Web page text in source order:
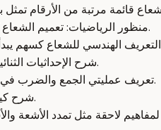
منظور الرياضيات: تعميم الشعاع ككائن يمكن جمعه وضربه بعدد.
شرح الإحداثيات الثنائية والثلاثية الأبعاد لتمثيل الأشعة.
تعريف عمليتي الجمع والضرب في الجبر الخطي باستخدام الأشعة.
شرح كيفية جمع الأشعة هندسياً وعددياً.